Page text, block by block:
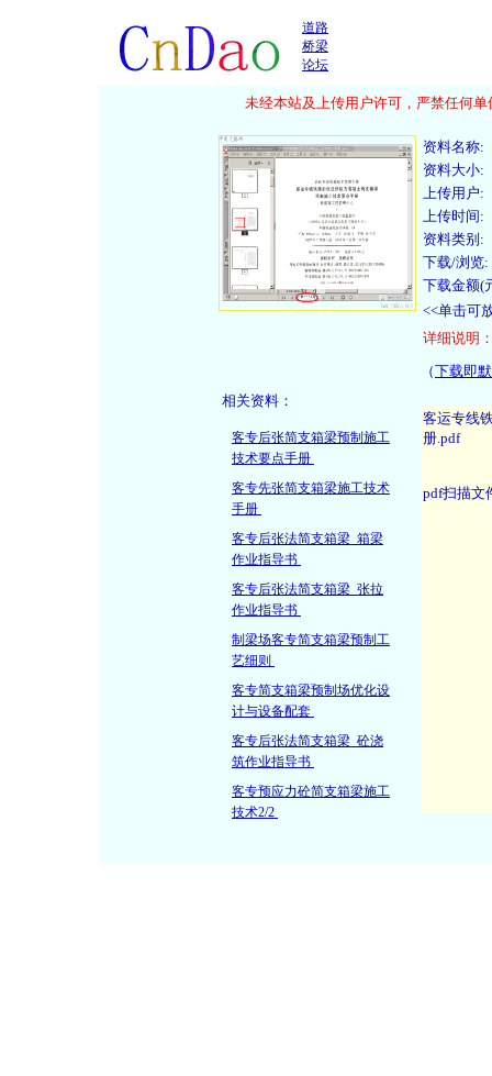
道路
桥梁
论坛
未经本站及上传用户许可，严禁任何单
资料名称:
资料大小:
上传用户:
上传时间:
资料类别:
下载/浏览:
下载金额(
<<单击可
详细说明
（下载即
相关资料：
客专后张简支箱梁预制施工
技术要点手册
客专先张简支箱梁施工技术
手册
客专后张法简支箱梁_箱梁
作业指导书
客专后张法简支箱梁_张拉
作业指导书
制梁场客专简支箱梁预制工
艺细则
客专简支箱梁预制场优化设
计与设备配套
客专后张法简支箱梁_砼浇
筑作业指导书
客专预应力砼简支箱梁施工
技术2/2